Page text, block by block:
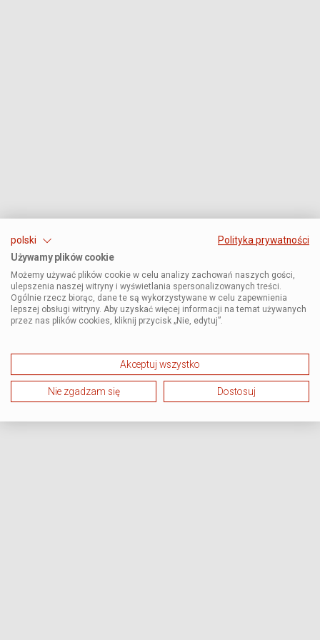
polski
Polityka prywatności
Używamy plików cookie
Możemy używać plików cookie w celu analizy zachowań naszych gości,
ulepszenia naszej witryny i wyświetlania spersonalizowanych treści.
Ogólnie rzecz biorąc, dane te są wykorzystywane w celu zapewnienia
lepszej obsługi witryny. Aby uzyskać więcej informacji na temat używanych
przez nas plików cookies, kliknij przycisk „Nie, edytuj”.
Akceptuj wszystko
Nie zgadzam się Dostosuj